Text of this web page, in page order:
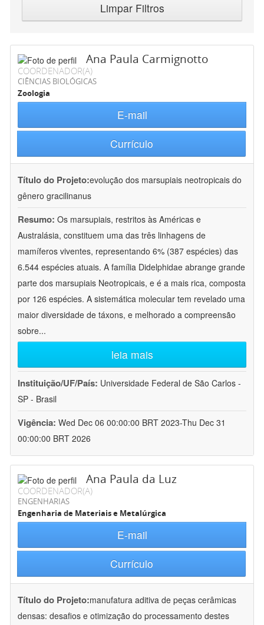
Limpar Filtros
Ana Paula Carmignotto
COORDENADOR(A)
CIÊNCIAS BIOLÓGICAS
Zoologia
E-mail
Currículo
Título do Projeto:evolução dos marsupiais neotropicais do
gênero gracilinanus
Resumo: Os marsupiais, restritos às Américas e
Australásia, constituem uma das três linhagens de
mamíferos viventes, representando 6% (387 espécies) das
6.544 espécies atuais. A família Didelphidae abrange grande
parte dos marsupiais Neotropicais, e é a mais rica, composta
por 126 espécies. A sistemática molecular tem revelado uma
maior diversidade de táxons, e melhorado a compreensão
sobre...
leia mais
Instituição/UF/País: Universidade Federal de São Carlos -
SP - Brasil
Vigência: Wed Dec 06 00:00:00 BRT 2023-Thu Dec 31
00:00:00 BRT 2026
Ana Paula da Luz
COORDENADOR(A)
ENGENHARIAS
Engenharia de Materiais e Metalúrgica
E-mail
Currículo
Título do Projeto:manufatura aditiva de peças cerâmicas
densas: desafios e otimização do processamento destes